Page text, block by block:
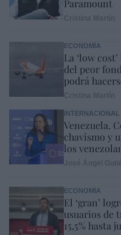
Paramount
ECONOMÍA
La ‘low
del peor
podrá
INTERNACIONAL
Venezuela.
chavismo y
los
ECONOMÍA
El ‘gran’
usuarios de
15,5% hasta